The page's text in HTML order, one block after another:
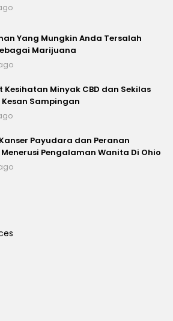
Yang Mungkin Anda Tersalah
Marijuana
Kesihatan Minyak CBD dan Sekilas
Sampingan
Payudara dan Peranan
Pengalaman Wanita Di Ohio